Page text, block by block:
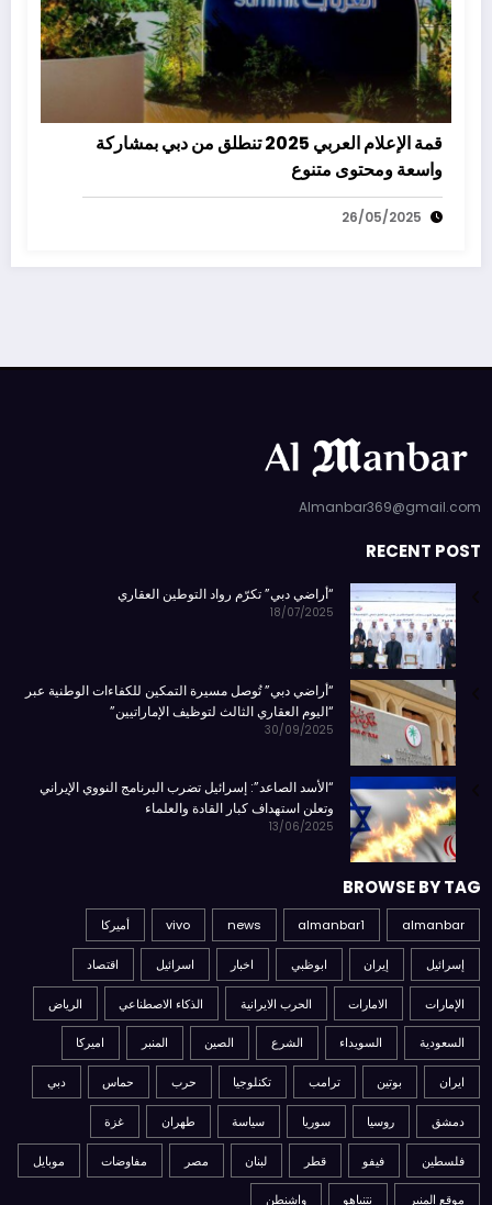
قمة الإعلام العربي 2025 تنطلق من دبي بمشاركة
واسعة ومحتوى متنوع
26/05/2025
Almanbar369@gmail.com
RECENT POST
“أراضي دبي” تكرّم رواد التوطين العقاري
18/07/2025
“أراضي دبي” تُوصل مسيرة التمكين للكفاءات الوطنية عبر
“اليوم العقاري الثالث لتوظيف الإماراتيين”
30/09/2025
“الأسد الصاعد”: إسرائيل تضرب البرنامج النووي الإيراني
وتعلن استهداف كبار القادة والعلماء
13/06/2025
BROWSE BY TAG
almanbar
almanbar1
news
vivo أميركا
إسرائيل إيران ابوظبي اخبار اسرائيل اقتصاد
الإمارات الامارات الحرب الايرانية الذكاء الاصطناعي الرياض
السعودية السويداء الشرع الصين المنبر اميركا
ايران بوتين ترامب تكنلوجيا حرب حماس دبي
دمشق روسيا سوريا سياسة طهران غزة
فلسطين فيفو قطر لبنان مصر مفاوضات موبايل
موقع المنبر نتنياهو واشنطن